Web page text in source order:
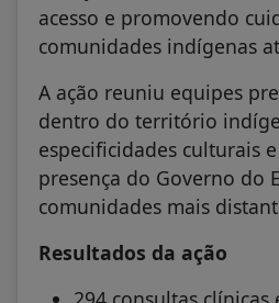
acesso e promovendo
comunidades indígenas
A ação reuniu equipes
dentro do território
especificidades culturais
presença do Governo do
comunidades mais
Resultados da ação